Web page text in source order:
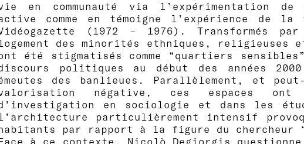
en communauté via l’expérimentation de
comme en témoigne l’expérience de
(1972 – 1976). Transformés
des minorités ethniques, religieuses
été stigmatisés comme “quartiers
politiques au début des années
des banlieues. Parallèlement, et
négative, ces espaces ont
en sociologie et dans les
particulièrement intensif
par rapport à la figure du chercheur
à ce contexte, Nicolò Degiorgis